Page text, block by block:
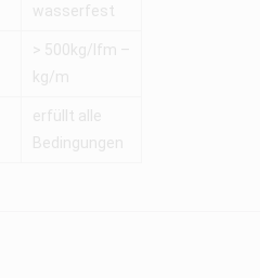
wasserfest
> 500kg/lfm –
kg/m
erfüllt alle
Bedingungen